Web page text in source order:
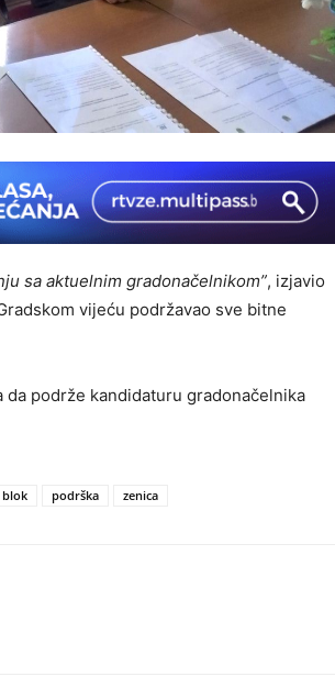
sa aktuelnim gradonačelnikom”, izjavio
vijeću podržavao sve bitne
podrže kandidaturu gradonačelnika
blok podrška zenica